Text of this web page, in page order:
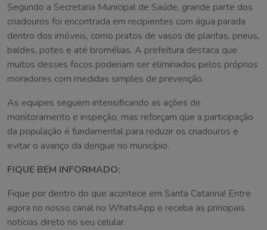
Segundo a Secretaria Municipal de Saúde, grande parte dos
criadouros foi encontrada em recipientes com água parada
dentro dos imóveis, como pratos de vasos de plantas, pneus,
baldes, potes e até bromélias. A prefeitura destaca que
muitos desses focos poderiam ser eliminados pelos próprios
moradores com medidas simples de prevenção.
As equipes seguem intensificando as ações de
monitoramento e inspeção, mas reforçam que a participação
da população é fundamental para reduzir os criadouros e
evitar o avanço da dengue no município.
FIQUE BEM INFORMADO:
Fique por dentro do que acontece em Santa Catarina! Entre
agora no nosso canal no WhatsApp e receba as principais
notícias direto no seu celular.